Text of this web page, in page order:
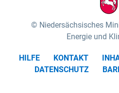
Niedersächsisches
Energie und
HILFE KONTAKT
DATENSCHUTZ